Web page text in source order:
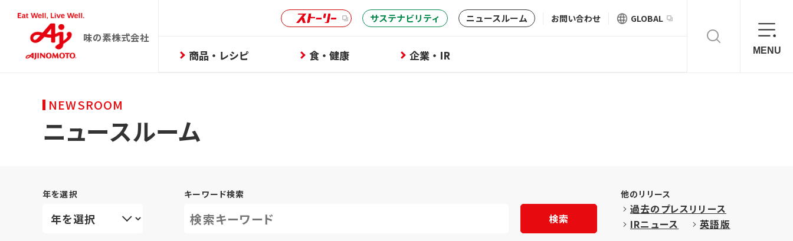
味の素株式会社
サステナビリティ ニュースルーム お問い合わせ GLOBAL
商品・レシピ 食・健康 企業・IR MENU
NEWSROOM
ニュースルーム
年を選択 キーワード検索
検索
他のリリース
過去のプレスリリース
IRニュース
英語版